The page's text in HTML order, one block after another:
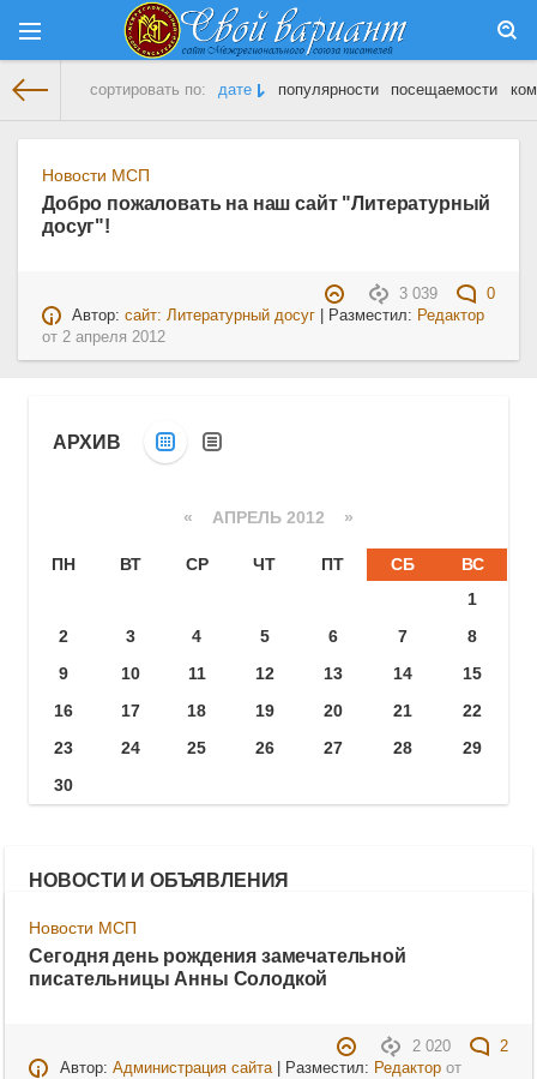
сортировать по: дате популярности посещаемости
Новости МСП
Добро пожаловать на наш сайт "Литературный
досуг"!
3 039
0
Автор:сайт: Литературный досуг | Разместил: Редактор
от 2 апреля 2012
АРХИВ
« АПРЕЛЬ 2012 »
ПН ВТ СР ЧТ ПТ СБ
ВС
1
2
3 4 5 6 7
8
9
10 11 12 13 14
15
16
17 18 19 20 21
22
23
24 25 26 27 28
29
30
НОВОСТИ И ОБЪЯВЛЕНИЯ
Новости МСП
Сегодня день рождения замечательной
писательницы Анны Солодкой
2 020
2
Автор: Администрация сайта| Разместил: Редакторот